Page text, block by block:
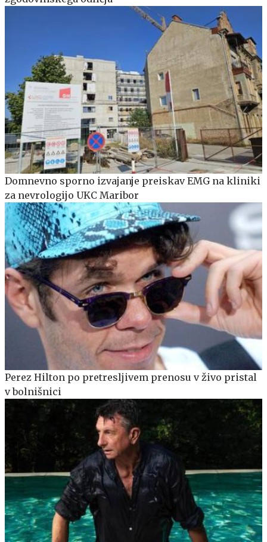
Domnevno sporno izvajanje preiskav EMG na kliniki
za nevrologijo UKC Maribor
Perez Hilton po pretresljivem prenosu v živo pristal
v bolnišnici